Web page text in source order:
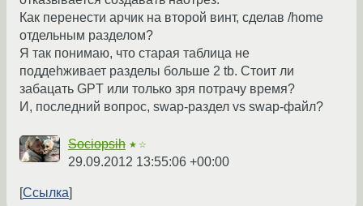
Как перенести арчик на второй винт, сделав /home
отдельным разделом?
Я так понимаю, что старая таблица не
поддеhживает разделы больше 2 tb. Стоит ли
забацать GPT или только зря потрачу время?
И, последний вопрос, swap-раздел vs swap-файл?
Sociopsih ★☆
29.09.2012 13:55:06 +00:00
Ссылка